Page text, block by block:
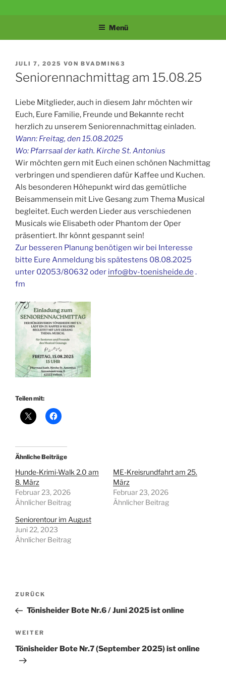
TÖNISHEIDE 1907
E.V.
Menü
VERÖFFENTLICHT
AM
JULI 7, 2025 VON BVADMIN63
Seniorennachmittag am 15.08.25
Liebe Mitglieder, auch in diesem Jahr möchten wir
Euch, Eure Familie, Freunde und Bekannte recht
herzlich zu unserem Seniorennachmittag einladen.
Wann: Freitag, den 15.08.2025
Wo: Pfarrsaal der kath. Kirche St. Antonius
Wir möchten gern mit Euch einen schönen Nachmittag
verbringen und spendieren dafür Kaffee und Kuchen.
Als besonderen Höhepunkt wird das gemütliche
Beisammensein mit Live Gesang zum Thema Musical
begleitet. Euch werden Lieder aus verschiedenen
Musicals wie Elisabeth oder Phantom der Oper
präsentiert. Ihr könnt gespannt sein!
Zur besseren Planung benötigen wir bei Interesse
bitte Eure Anmeldung bis spätestens 08.08.2025
unter 02053/80632 oder info@bv-toenisheide.de .
fm
Teilen mit:
Ähnliche Beiträge
Hunde-Krimi-Walk 2.0 am
8. März
Februar 23, 2026
Ähnlicher Beitrag
ME-Kreisrundfahrt am 25.
März
Februar 23, 2026
Ähnlicher Beitrag
Seniorentour im August
Juni 22, 2023
Ähnlicher Beitrag
Beitragsnavigation
Vorheriger
Beitrag
ZURÜCK
Tönisheider Bote Nr.6 / Juni 2025 ist online
Nächster
Beitrag
WEITER
Tönisheider Bote Nr.7 (September 2025) ist online